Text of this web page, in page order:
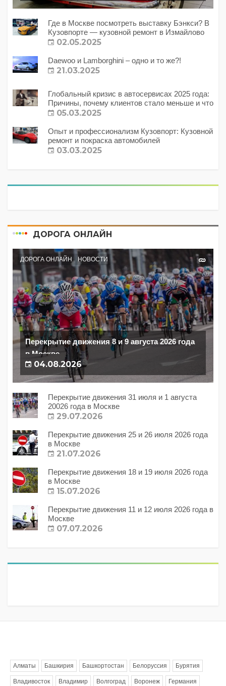
Где в Москве посмотреть выставку Бэнкси? В
Кузовпорте — кузовной ремонт в Измайлово
02.05.2025
Daewoo и Lamborghini – одно и то же?!
21.03.2025
Глобальный кризис в автосервисах 2025 года:
Причины, почему клиентов стало меньше и что
с этим делать?
05.03.2025
Опыт и профессионализм Кузовпорт: Кузовной
ремонт и покраска автомобилей
03.03.2025
ДОРОГА ОНЛАЙН
ДОРОГА ОНЛАЙН НОВОСТИ
Перекрытие движения 8 и 9 августа 2026 года
в Москве
04.08.2026
Перекрытие движения 31 июля и 1 августа
20026 года в Москве
29.07.2026
Перекрытие движения 25 и 26 июля 2026 года
в Москве
21.07.2026
Перекрытие движения 18 и 19 июля 2026 года
в Москве
15.07.2026
Перекрытие движения 11 и 12 июля 2026 года в
Москве
07.07.2026
Алматы Башкирия Башкортостан Белоруссия Бурятия
Владивосток Владимир Волгоград Воронеж Германия